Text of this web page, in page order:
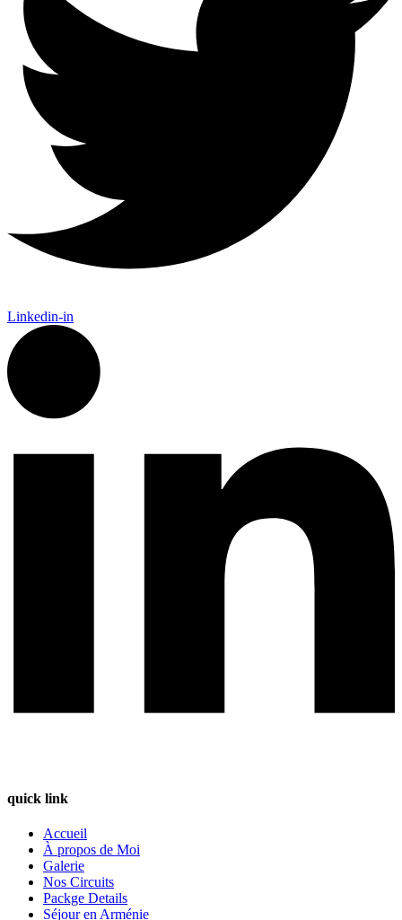
Linkedin-in
quick link
Accueil
À propos de Moi
Galerie
Nos Circuits
Packge Details
Séjour en Arménie